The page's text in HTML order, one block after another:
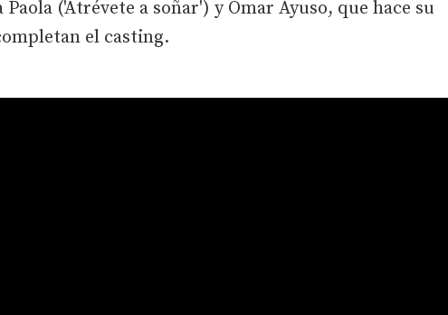
Paola ('Atrévete a soñar') y Omar Ayuso, que hace su
el casting.